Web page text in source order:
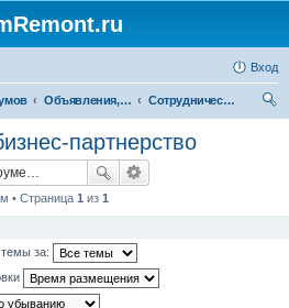
Вход
Объявления, реклама, партнерство
Сотрудничество и бизнес-партнерство
партнерство
• Страница 1 из 1
темы за: